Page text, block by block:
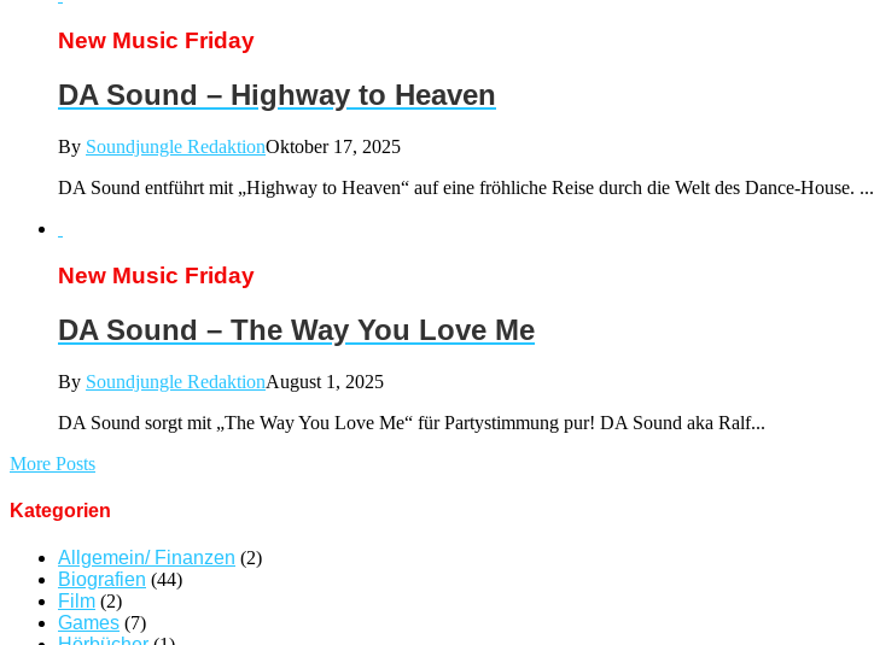
New Music Friday
DA Sound – Highway to Heaven
By Soundjungle RedaktionOktober 17, 2025
DA Sound entführt mit „Highway to Heaven“ auf eine fröhliche Reise durch die Welt des Dance-House. ...
New Music Friday
DA Sound – The Way You Love Me
By Soundjungle RedaktionAugust 1, 2025
DA Sound sorgt mit „The Way You Love Me“ für Partystimmung pur! DA Sound aka Ralf...
More Posts
Kategorien
Allgemein/ Finanzen (2)
Biografien (44)
Film (2)
Games (7)